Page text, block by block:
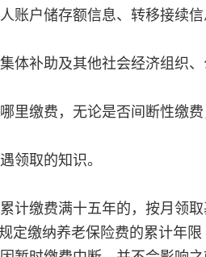
账户储存额信息、转移接续信
体补助及其他社会经济组织
里缴费，无论是否间断性缴
领取的知识。
计缴费满十五年的，按月领取
定缴纳养老保险费的累计年限